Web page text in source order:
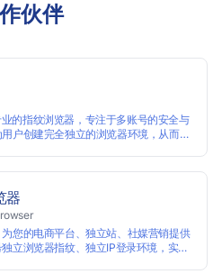
伙伴
的指纹浏览器，专注于多账号的安全与
户创建完全独立的浏览器环境，从而避
器
您的电商平台、独立站、社媒营销提供
立浏览器指纹、独立IP登录环境，实现